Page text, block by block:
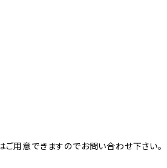
ご用意できますのでお問い合わせ下さい。